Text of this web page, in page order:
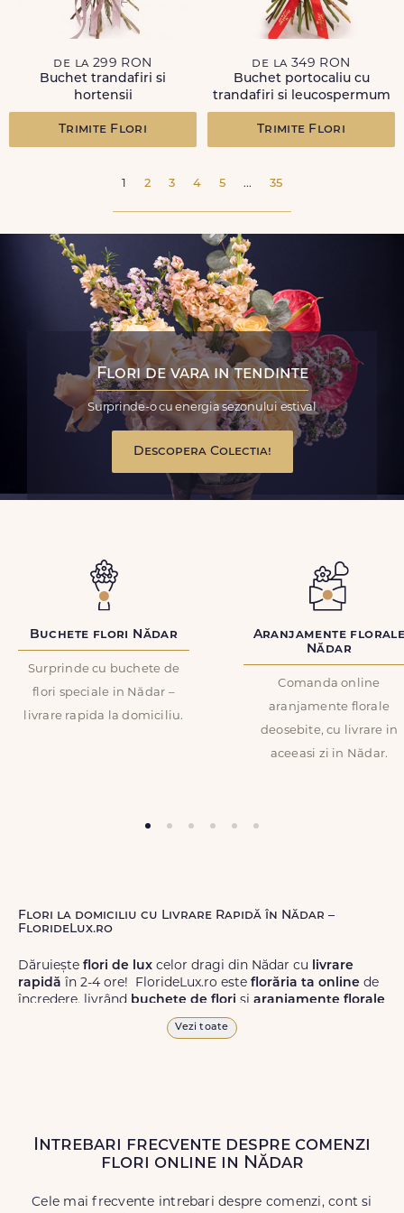
de la 299 RON
Buchet trandafiri si
hortensii
Trimite Flori
de la 349 RON
Buchet portocaliu cu
trandafiri si leucospermum
Trimite Flori
1 2 3 4 5 ... 35
Flori de vara in tendinte
Surprinde-o cu energia sezonului estival
Descopera Colectia!
Buchete flori Nădar
Surprinde cu buchete de
flori speciale in Nădar –
livrare rapida la domiciliu.
Aranjamente
Nădar
Comanda online
aranjamente florale
deosebite, cu livrare in
aceeasi zi in Nădar.
Flori la domiciliu cu Livrare Rapidă în Nădar –
FlorideLux.ro
Dăruiește flori de lux celor dragi din Nădar cu livrare
rapidă în 2-4 ore! FlorideLux.ro este florăria ta online de
încredere, livrând buchete de flori și aranjamente florale
de calitate superioară în Nădar și în toată România.
Livrăm buchete de florichiar și în weekend, pentru ca tu
să poți adresa un gest frumos atunci când ai nevoie.
Vezi toate
Intrebari frecvente despre comenzi
flori online in Nădar
Cele mai frecvente intrebari despre comenzi, cont si